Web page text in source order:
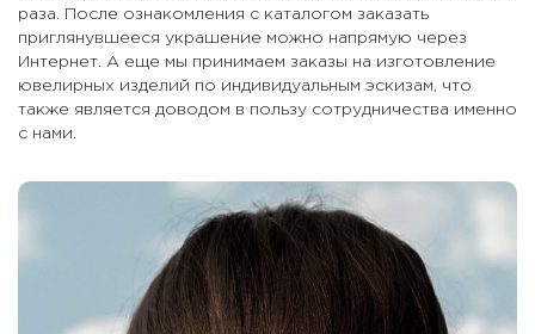
раза. После ознакомления с каталогом заказать
приглянувшееся украшение можно напрямую через
Интернет. А еще мы принимаем заказы на изготовление
ювелирных изделий по индивидуальным эскизам, что
также является доводом в пользу сотрудничества именно
с нами.